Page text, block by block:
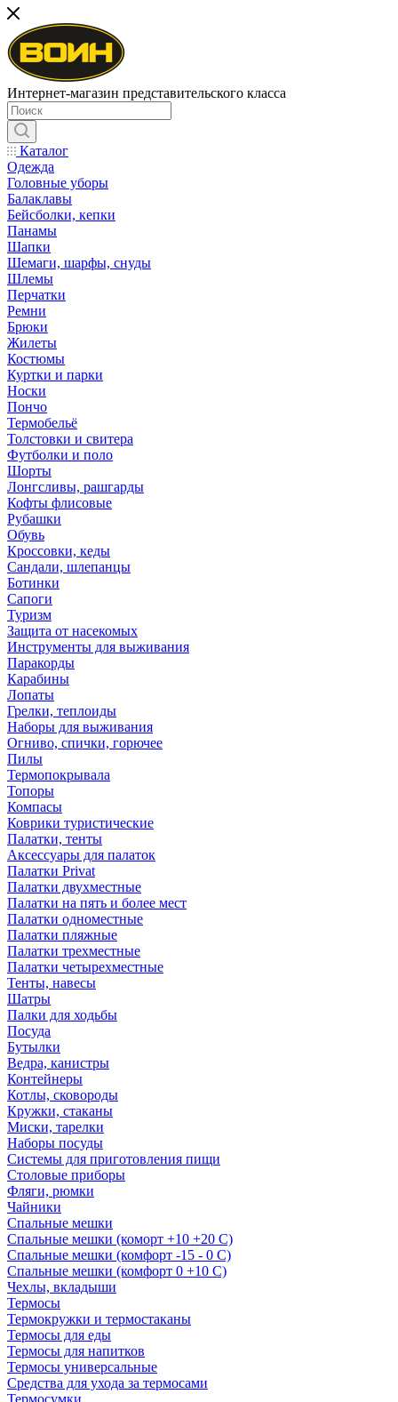
Интернет-магазин представительского класса
Каталог
Одежда
Головные уборы
Балаклавы
Бейсболки, кепки
Панамы
Шапки
Шемаги, шарфы, снуды
Шлемы
Перчатки
Ремни
Брюки
Жилеты
Костюмы
Куртки и парки
Носки
Пончо
Термобельё
Толстовки и свитера
Футболки и поло
Шорты
Лонгсливы, рашгарды
Кофты флисовые
Рубашки
Обувь
Кроссовки, кеды
Сандали, шлепанцы
Ботинки
Сапоги
Туризм
Защита от насекомых
Инструменты для выживания
Паракорды
Карабины
Лопаты
Грелки, теплоиды
Наборы для выживания
Огниво, спички, горючее
Пилы
Термопокрывала
Топоры
Компасы
Коврики туристические
Палатки, тенты
Аксессуары для палаток
Палатки Privat
Палатки двухместные
Палатки на пять и более мест
Палатки одноместные
Палатки пляжные
Палатки трехместные
Палатки четырехместные
Тенты, навесы
Шатры
Палки для ходьбы
Посуда
Бутылки
Ведра, канистры
Контейнеры
Котлы, сковороды
Кружки, стаканы
Миски, тарелки
Наборы посуды
Системы для приготовления пищи
Столовые приборы
Фляги, рюмки
Чайники
Спальные мешки
Спальные мешки (коморт +10 +20 С)
Спальные мешки (комфорт -15 - 0 С)
Спальные мешки (комфорт 0 +10 С)
Чехлы, вкладыши
Термосы
Термокружки и термостаканы
Термосы для еды
Термосы для напитков
Термосы универсальные
Средства для ухода за термосами
Термосумки